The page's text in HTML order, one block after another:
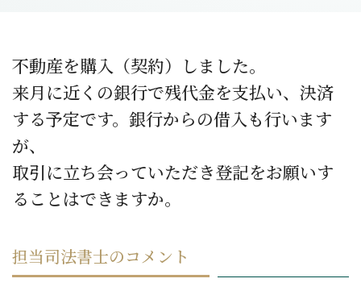
不動産を購入（契約）しました。
来月に近くの銀行で残代金を支払い、決済
する予定です。銀行からの借入も行います
が、
取引に立ち会っていただき登記をお願いす
ることはできますか。
担当司法書士のコメント